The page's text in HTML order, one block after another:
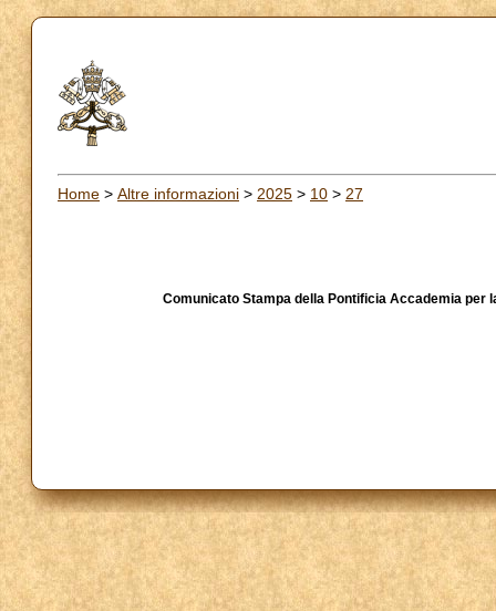
Home > Altre informazioni > 2025 > 10 > 27
Comunicato Stampa della Pontificia Accademia per